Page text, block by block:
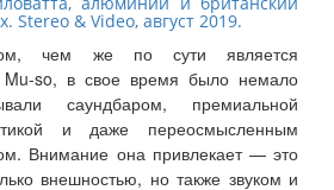
Stereo & Video, август 2019.
чем же по сути является
Mu-so, в свое время было немало
саундбаром, премиальной
и даже переосмысленным
Внимание она привлекает — это
внешностью, но также звуком и